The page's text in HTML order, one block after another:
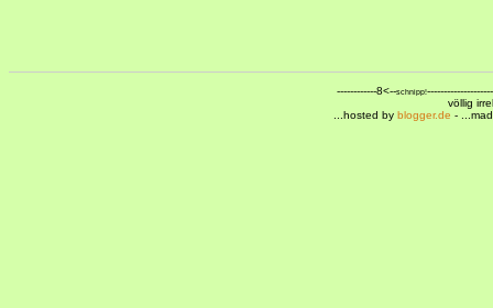
------------8<--schnipp!
völlig
...hosted by blogger.de -